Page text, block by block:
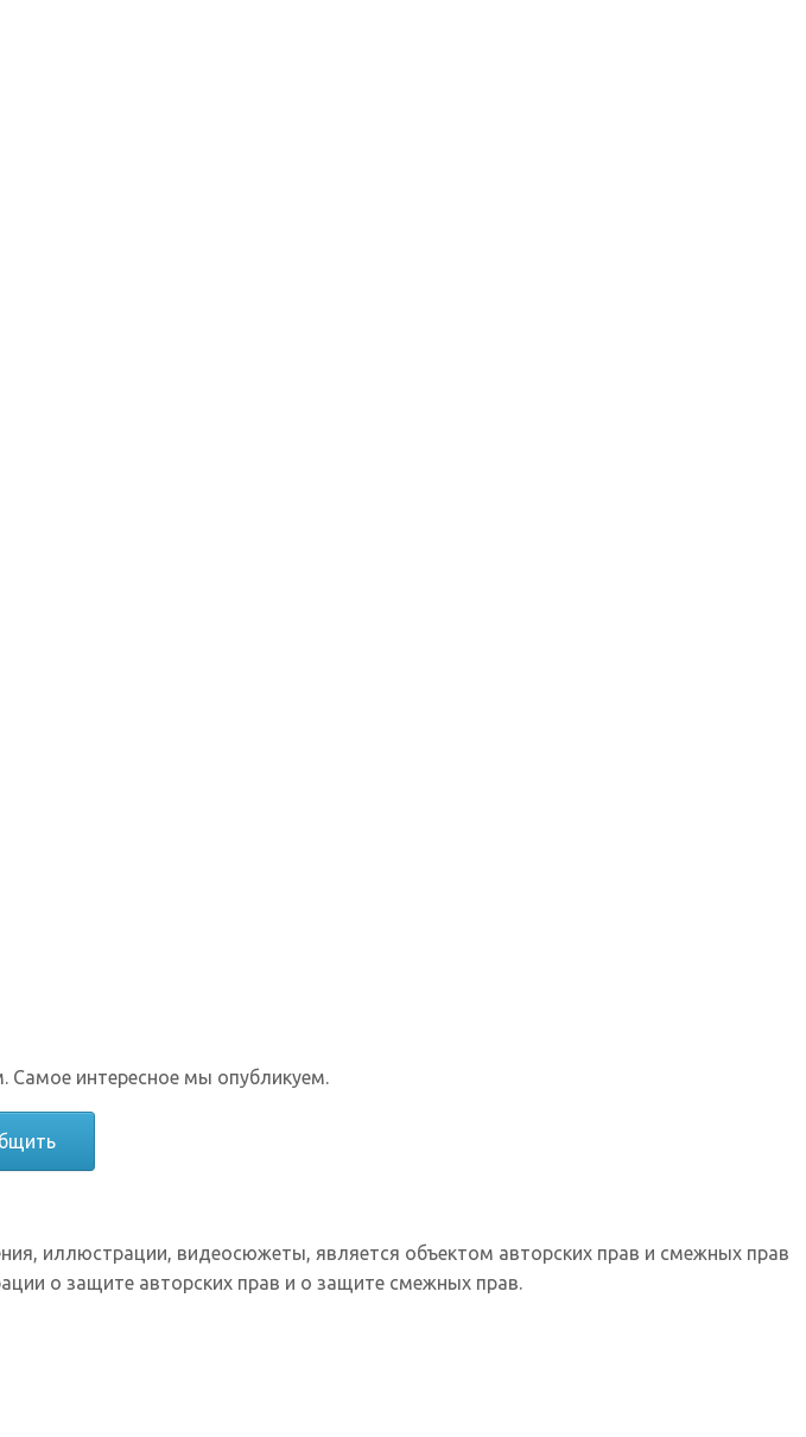
Самое интересное мы опубликуем.
иллюстрации, видеосюжеты, является объектом авторских прав и смежных прав
о защите авторских прав и о защите смежных прав.